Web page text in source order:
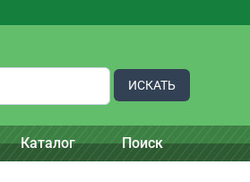
ИСКАТЬ
Каталог Поиск